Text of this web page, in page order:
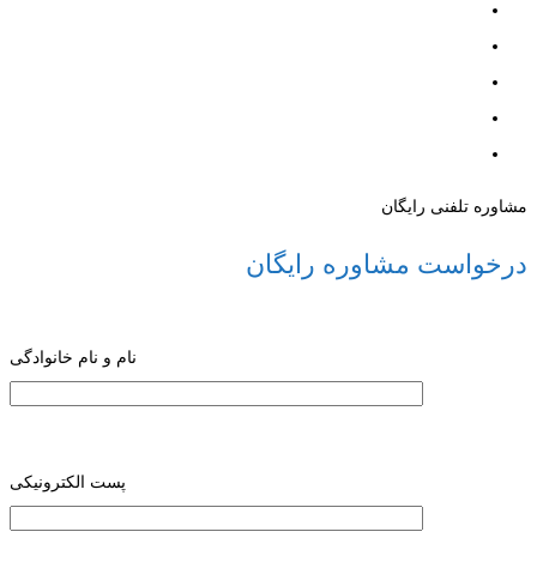
مشاوره تلفنی رایگان
درخواست مشاوره رایگان
نام و نام خانوادگی
پست الکترونیکی